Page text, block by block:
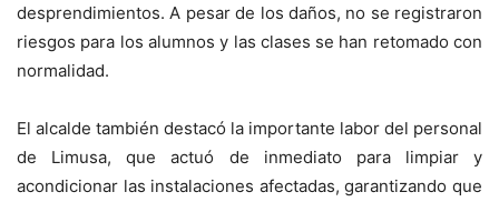
desprendimientos. A pesar de los daños, no se registraron
riesgos para los alumnos y las clases se han retomado con
normalidad.
El alcalde también destacó la importante labor del personal
de Limusa, que actuó de inmediato para limpiar y
acondicionar las instalaciones afectadas, garantizando que